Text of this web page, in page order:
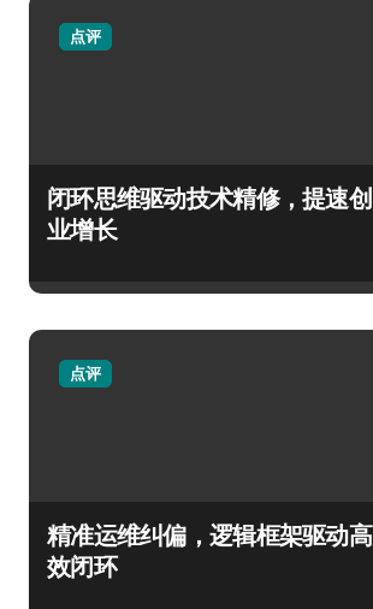
点评
闭环思维驱动技术精修，提速创
业增长
点评
精准运维纠偏，逻辑框架驱动高
效闭环